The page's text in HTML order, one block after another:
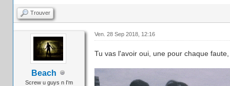
Trouver
Beach
Screw u guys n I'm
Ven. 28 Sep 2018, 12:16
Tu vas l'avoir oui, une pour chaque